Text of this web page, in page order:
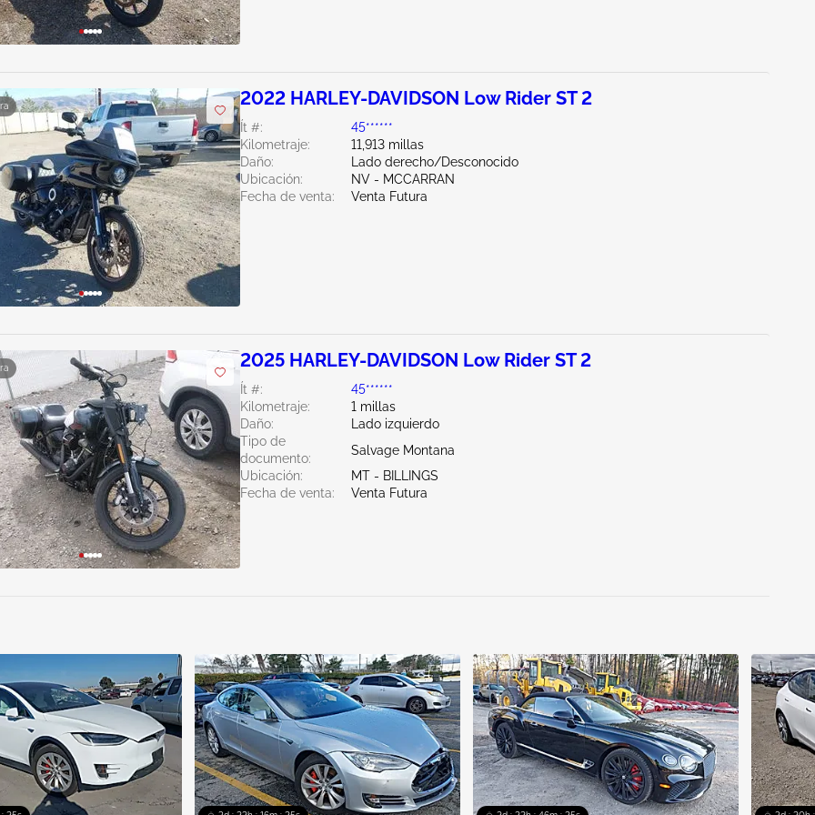
2022 HARLEY-DAVIDSON Low Rider ST 2
Ít #:
45******
Kilometraje:
11,913 millas
Daño:
Lado derecho/Desconocido
Ubicación:
NV - MCCARRAN
Fecha de venta:
Venta Futura
2025 HARLEY-DAVIDSON Low Rider ST 2
Ít #:
45******
Kilometraje:
1 millas
Daño:
Lado izquierdo
Tipo de
documento:
Salvage Montana
Ubicación:
MT - BILLINGS
Fecha de venta:
Venta Futura